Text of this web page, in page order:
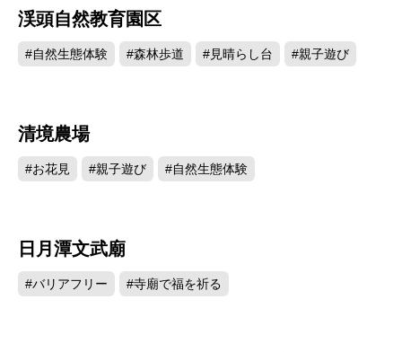
渓頭自然教育園区
#自然生態体験 #森林歩道 #見晴らし台 #親子遊び
清境農場
#お花見 #親子遊び #自然生態体験
日月潭文武廟
#バリアフリー #寺廟で福を祈る